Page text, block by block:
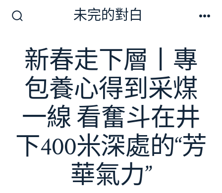
切
換
開
未完的對白
新春走下層丨專
包養心得到采煤
一線 看奮斗在井
下400米深處的“芳
華氣力”